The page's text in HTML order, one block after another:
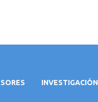
INVESTIGACIÓN